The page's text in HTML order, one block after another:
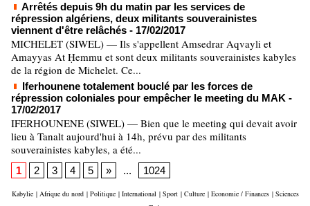
Arrêtés depuis 9h du matin par les services de
répression algériens, deux militants souverainistes
viennent d'être relâchés - 17/02/2017
MICHELET (SIWEL) — Ils s'appellent Amsedrar Aqvayli et
Amayyas At Ḥemmu et sont deux militants souverainistes kabyles
de la région de Michelet. Ce...
Iferhounene totalement bouclé par les forces de
répression coloniales pour empêcher le meeting du MAK -
17/02/2017
IFERHOUNENE (SIWEL) — Bien que le meeting qui devait avoir
lieu à Tanalt aujourd'hui à 14h, prévu par des militants
souverainistes kabyles, a été...
1 2 3 4 5 » ... 1024
Kabylie | Afrique du nord | Politique | International | Sport | Culture | Economie / Finances | Sciences